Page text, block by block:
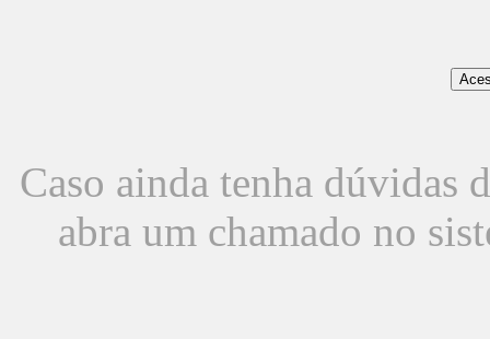
Caso ainda tenha dúvidas
abra um chamado no